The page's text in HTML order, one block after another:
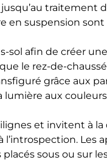
traitement
en suspension
sol afin de créer
le rez-de-
grâce aux
aux
et invitent à
sous ou sur